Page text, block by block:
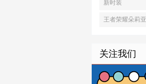
新时装
王者荣耀朵莉亚
关注我们